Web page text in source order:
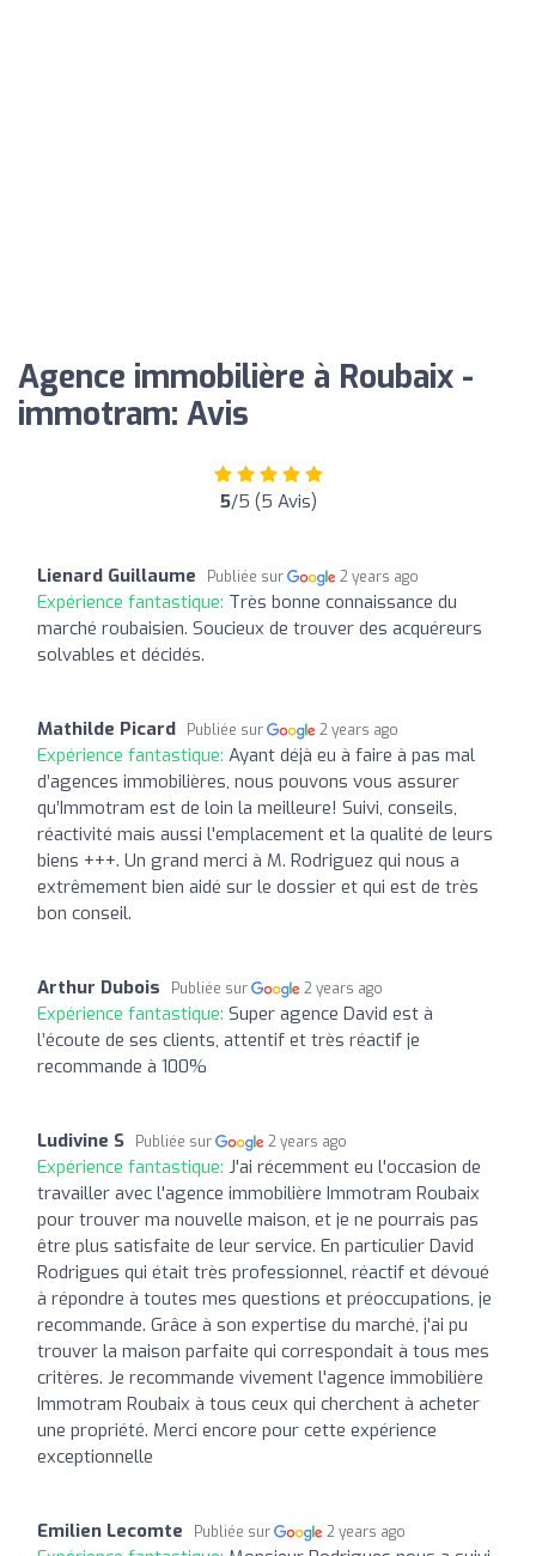
Agence immobilière à Roubaix -
immotram: Avis
5/5 (5 Avis)
Lienard Guillaume Publiée sur 2 years ago
Expérience fantastique: Très bonne connaissance du
marché roubaisien. Soucieux de trouver des acquéreurs
solvables et décidés.
Mathilde Picard Publiée sur 2 years ago
Expérience fantastique: Ayant déjà eu à faire à pas mal
d’agences immobilières, nous pouvons vous assurer
qu’Immotram est de loin la meilleure! Suivi, conseils,
réactivité mais aussi l'emplacement et la qualité de leurs
biens +++. Un grand merci à M. Rodriguez qui nous a
extrêmement bien aidé sur le dossier et qui est de très
bon conseil.
Arthur Dubois Publiée sur 2 years ago
Expérience fantastique: Super agence David est à
l’écoute de ses clients, attentif et très réactif je
recommande à 100%
Ludivine S Publiée sur 2 years ago
Expérience fantastique: J'ai récemment eu l'occasion de
travailler avec l'agence immobilière Immotram Roubaix
pour trouver ma nouvelle maison, et je ne pourrais pas
être plus satisfaite de leur service. En particulier David
Rodrigues qui était très professionnel, réactif et dévoué
à répondre à toutes mes questions et préoccupations, je
recommande. Grâce à son expertise du marché, j'ai pu
trouver la maison parfaite qui correspondait à tous mes
critères. Je recommande vivement l'agence immobilière
Immotram Roubaix à tous ceux qui cherchent à acheter
une propriété. Merci encore pour cette expérience
exceptionnelle
Emilien Lecomte Publiée sur 2 years ago